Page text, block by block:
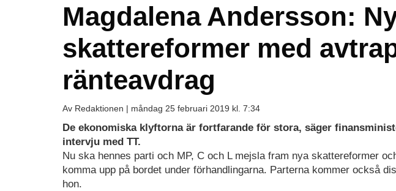
Magdalena Andersson:
skattereformer med
ränteavdrag
Av Redaktionen | måndag 25 februari 2019 kl. 7:34
De ekonomiska klyftorna är fortfarande för stora, säger
intervju med TT.
Nu ska hennes parti och MP, C och L mejsla fram nya skattereformer
komma upp på bordet under förhandlingarna. Parterna kommer också
hon.